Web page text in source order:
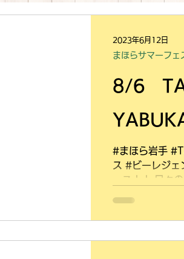
8/6
#まほら岩手
ス #ビーレジェ
ース！！ 日々
まほらサマーフ
2023年6月12日